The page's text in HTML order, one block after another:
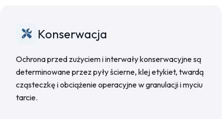
Konserwacja
Ochrona przed zużyciem i interwały konserwacyjne są
determinowane przez pyły ścierne, klej etykiet, twardą
cząsteczkę i obciążenie operacyjne w granulacji i myciu
tarcie.